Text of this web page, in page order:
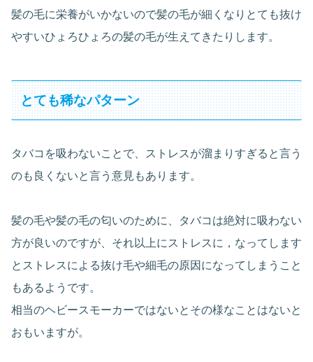
髪の毛に栄養がいかないので髪の毛が細くなりとても抜け
やすいひょろひょろの髪の毛が生えてきたりします。
とても稀なパターン
タバコを吸わないことで、ストレスが溜まりすぎると言う
のも良くないと言う意見もあります。
髪の毛や髪の毛の匂いのために、タバコは絶対に吸わない
方が良いのですが、それ以上にストレスに，なってします
とストレスによる抜け毛や細毛の原因になってしまうこと
もあるようです。
相当のヘビースモーカーではないとその様なことはないと
おもいますが。